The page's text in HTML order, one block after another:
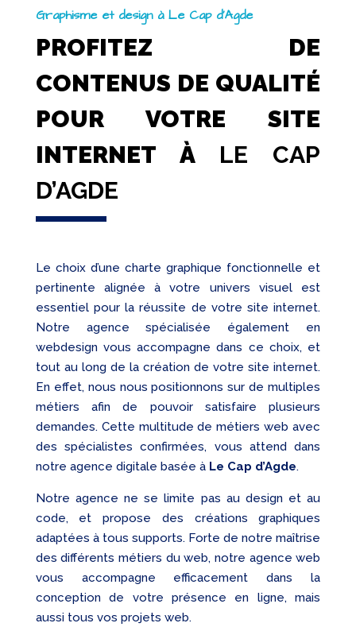
Graphisme et design à Le Cap d’Agde
PROFITEZ DE
CONTENUS DE QUALITÉ
POUR VOTRE SITE
INTERNET À LE CAP
D’AGDE
Le choix d’une charte graphique fonctionnelle et
pertinente alignée à votre univers visuel est
essentiel pour la réussite de votre site internet.
Notre agence spécialisée également en
webdesign vous accompagne dans ce choix, et
tout au long de la création de votre site internet.
En effet, nous nous positionnons sur de multiples
métiers afin de pouvoir satisfaire plusieurs
demandes. Cette multitude de métiers web avec
des spécialistes confirmées, vous attend dans
notre agence digitale basée à Le Cap d’Agde.
Notre agence ne se limite pas au design et au
code, et propose des créations graphiques
adaptées à tous supports. Forte de notre maîtrise
des différents métiers du web, notre agence web
vous accompagne efficacement dans la
conception de votre présence en ligne, mais
aussi tous vos projets web.